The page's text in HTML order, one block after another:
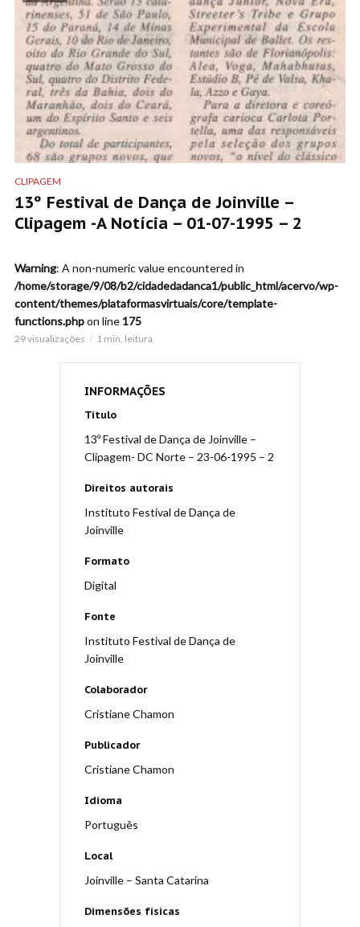
CLIPAGEM
13º Festival de Dança de Joinville –
Clipagem -A Notícia – 01-07-1995 – 2
Warning: A non-numeric value encountered in
/home/storage/9/08/b2/cidadedadanca1/public_html/acervo/wp-
content/themes/plataformasvirtuais/core/template-
functions.phpon line 175
29 visualizações 1 min. leitura
INFORMAÇÕES
Título
13º Festival de Dança de Joinville –
Clipagem- DC Norte – 23-06-1995 – 2
Direitos autorais
Instituto Festival de Dança de
Joinville
Formato
Digital
Fonte
Instituto Festival de Dança de
Joinville
Colaborador
Cristiane Chamon
Publicador
Cristiane Chamon
Idioma
Português
Local
Joinville – Santa Catarina
Dimensões físicas